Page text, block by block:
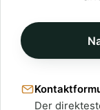
Der